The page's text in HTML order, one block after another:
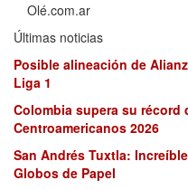
Olé.com.ar
Últimas noticias
Posible alineación de
Liga 1
Colombia supera su récord
Centroamericanos 2026
San Andrés Tuxtla:
Globos de Papel